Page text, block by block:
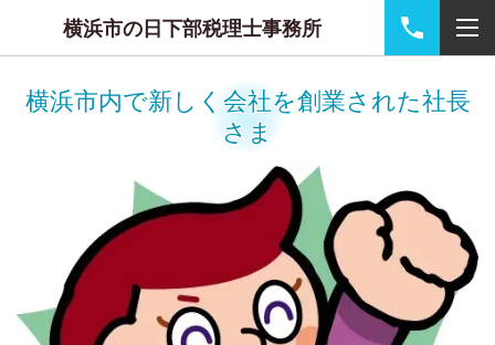
横浜市の日下部税理士事務所
横浜市内で新しく会社を創業された社長
さま